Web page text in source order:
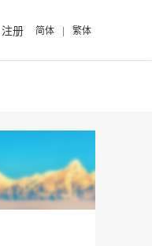
注册 简体 | 繁体